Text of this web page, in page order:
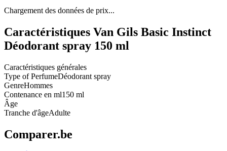
Chargement des données de prix...
Caractéristiques Van Gils Basic Instinct
Déodorant spray 150 ml
Caractéristiques générales
Type of PerfumeDéodorant spray
GenreHommes
Contenance en ml150 ml
Âge
Tranche d'âgeAdulte
Comparer.be